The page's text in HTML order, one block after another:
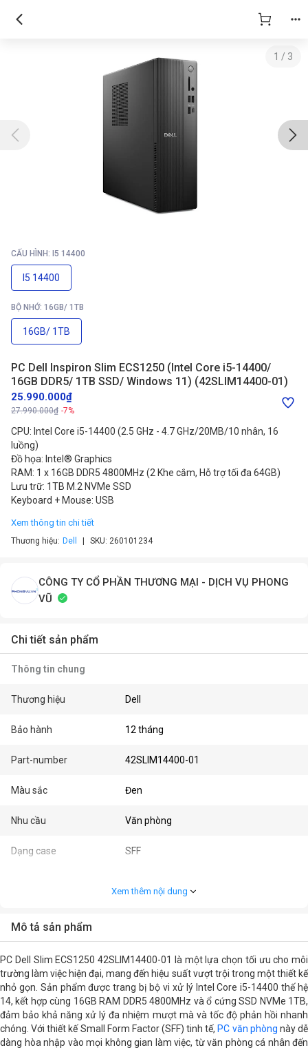
1 / 3
CẤU HÌNH: I5 14400
I5 14400
BỘ NHỚ: 16GB/ 1TB
16GB/ 1TB
PC Dell Inspiron Slim ECS1250 (Intel Core i5-14400/
16GB DDR5/ 1TB SSD/ Windows 11) (42SLIM14400-01)
25.990.000₫
27.990.000₫ -7%
CPU: Intel Core i5-14400 (2.5 GHz - 4.7 GHz/20MB/10 nhân, 16
luồng)
Đồ họa: Intel® Graphics
RAM: 1 x 16GB DDR5 4800MHz (2 Khe cắm, Hỗ trợ tối đa 64GB)
Lưu trữ: 1TB M.2 NVMe SSD
Keyboard + Mouse: USB
Xem thông tin chi tiết
Thương hiệu: Dell SKU: 260101234
CÔNG TY CỔ PHẦN THƯƠNG MẠI - DỊCH VỤ PHONG
VŨ
Chi tiết sản phẩm
Thông tin chung
Thương hiệu Dell
Bảo hành 12 tháng
Part-number 42SLIM14400-01
Màu sắc Đen
Nhu cầu Văn phòng
Dạng case SFF
Thế hệ CPU Intel Core thế hệ thứ 14
CPU
Intel Core i5-14400 ( 2.5 GHz - 4.7 GHz /
20MB / 10 nhân, 16 luồng )
RAM
1 x 16GB DDR5 4800MHz ( 2 Khe cắm
Hỗ trợ tối đa 64GB )
Xem thêm nội dung
Mô tả sản phẩm
PC Dell Slim ECS1250 42SLIM14400-01 là một lựa chọn tối ưu cho môi
trường làm việc hiện đại, mang đến hiệu suất vượt trội trong một thiết kế
nhỏ gọn. Sản phẩm được trang bị bộ vi xử lý Intel Core i5-14400 thế hệ
14, kết hợp cùng 16GB RAM DDR5 4800MHz và ổ cứng SSD NVMe 1TB,
đảm bảo khả năng xử lý đa nhiệm mượt mà và tốc độ phản hồi nhanh
chóng. Với thiết kế Small Form Factor (SFF) tinh tế, PC văn phòng này dễ
dàng hòa nhập vào mọi không gian làm việc, từ văn phòng cá nhân đến